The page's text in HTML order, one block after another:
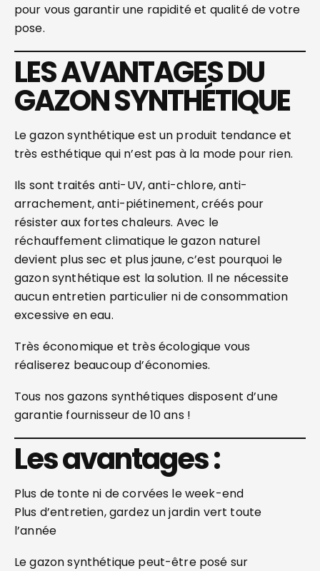
pour vous garantir une rapidité et qualité de votre
pose.
LES AVANTAGES DU
GAZON SYNTHÉTIQUE
Le gazon synthétique est un produit tendance et
très esthétique qui n’est pas à la mode pour rien.
Ils sont traités anti-UV, anti-chlore, anti-
arrachement, anti-piétinement, créés pour
résister aux fortes chaleurs. Avec le
réchauffement climatique le gazon naturel
devient plus sec et plus jaune, c’est pourquoi le
gazon synthétique est la solution. Il ne nécessite
aucun entretien particulier ni de consommation
excessive en eau.
Très économique et très écologique vous
réaliserez beaucoup d’économies.
Tous nos gazons synthétiques disposent d’une
garantie fournisseur de 10 ans !
Les avantages :
Plus de tonte ni de corvées le week-end
Plus d’entretien, gardez un jardin vert toute
l’année
Le gazon synthétique peut-être posé sur